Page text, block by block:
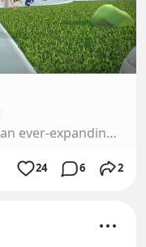
Welcome to Facebook Horizon, an ever-expanding, thriving VR world where you can explore, play, and create. There’s no end in sight to the extraordinary adven...
24 6 2